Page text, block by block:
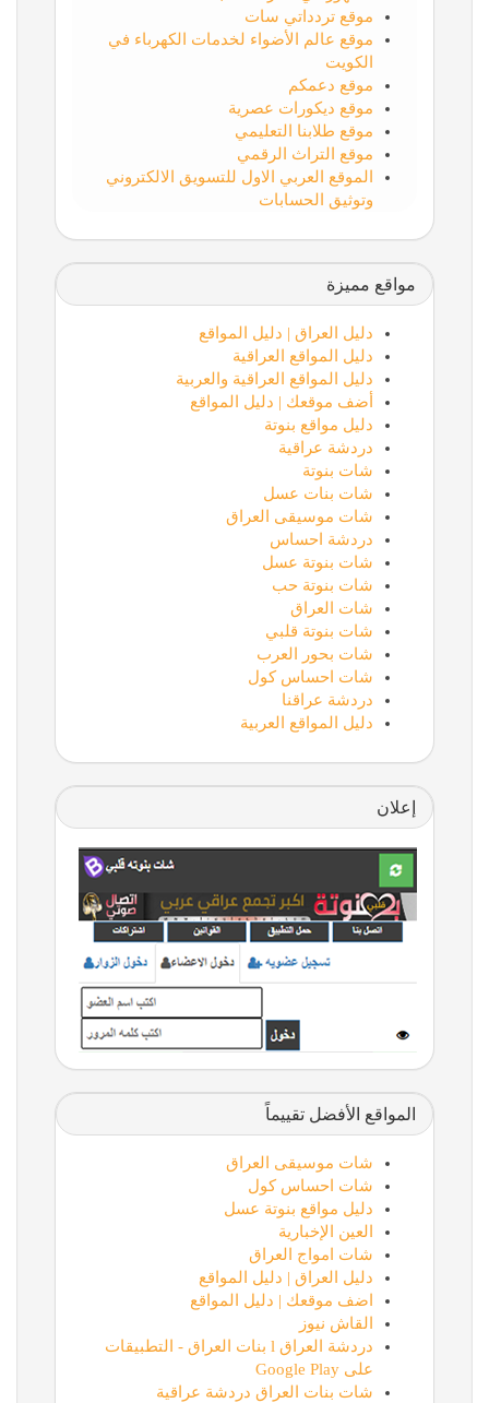
موقع تردداتي سات
موقع عالم الأضواء لخدمات الكهرباء في
الكويت
موقع دعمكم
موقع ديكورات عصرية
موقع طلابنا التعليمي
موقع التراث الرقمي
الموقع العربي الاول للتسويق الالكتروني
وتوثيق الحسابات
مواقع مميزة
دليل العراق | دليل المواقع
دليل المواقع العراقية
دليل المواقع العراقية والعربية
أضف موقعك | دليل المواقع
دليل مواقع بنوتة
دردشة عراقية
شات بنوتة
شات بنات عسل
شات موسيقى العراق
دردشة احساس
شات بنوتة عسل
شات بنوتة حب
شات العراق
شات بنوتة قلبي
شات بحور العرب
شات احساس كول
دردشة عراقنا
دليل المواقع العربية
إعلان
المواقع الأفضل تقييماً
شات موسيقى العراق
شات احساس كول
دليل مواقع بنوتة عسل
العين الإخبارية
شات امواج العراق
دليل العراق | دليل المواقع
اضف موقعك | دليل المواقع
القاش نيوز
دردشة العراق l بنات العراق - التطبيقات
على Google Play
شات بنات العراق دردشة عراقية